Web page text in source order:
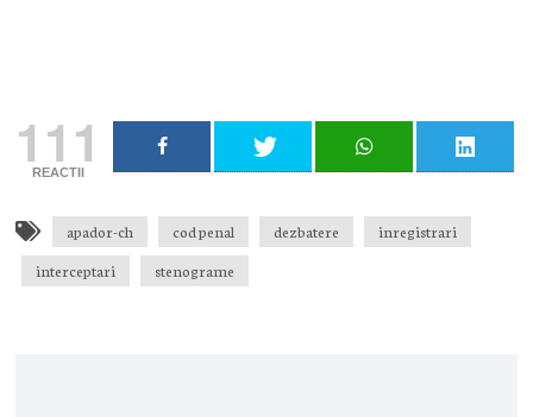
111
REACTII
apador-ch cod penal dezbatere
inregistrari
interceptari
stenograme